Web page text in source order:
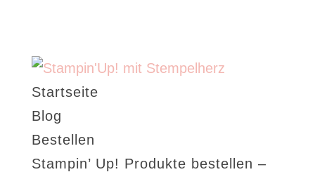
Startseite
Blog
Bestellen
Stampin’ Up! Produkte bestellen –